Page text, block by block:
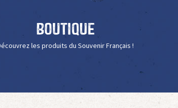
Boutique
les produits du Souvenir Français !